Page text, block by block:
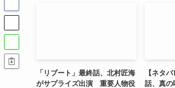
「リブート」最終話、北村匠海
がサプライズ出演 重要人物役
【ネタ
話、真の